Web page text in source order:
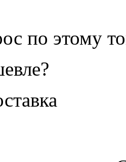
по этому